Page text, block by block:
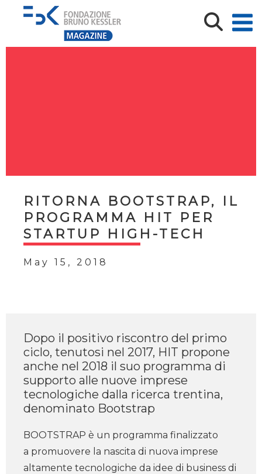
RITORNA BOOTSTRAP, IL
PROGRAMMA HIT PER ​
STARTUP HIGH-TECH
May 15, 2018
Dopo il positivo riscontro del primo
ciclo, tenutosi nel 2017, HIT propone
anche nel 2018 il suo programma di
supporto alle nuove imprese
tecnologiche dalla ricerca trentina,
denominato Bootstrap
BOOTSTRAP è un programma ​finalizzato
a promuovere la nascita di nuova imprese
altamente tecnologiche da idee di business di